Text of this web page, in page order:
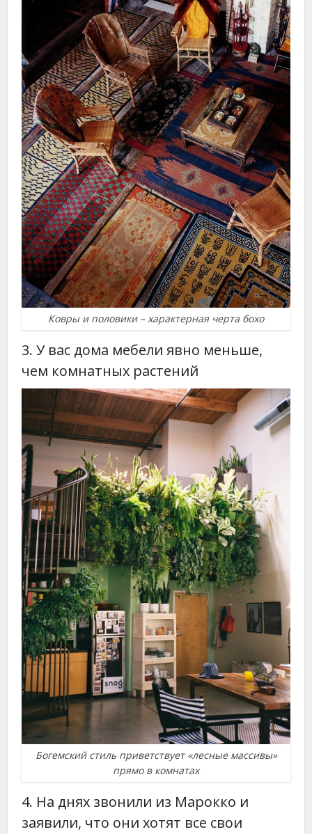
Ковры и половики – характерная черта бохо
3. У вас дома мебели явно меньше,
чем комнатных растений
Богемский стиль приветствует «лесные массивы»
прямо в комнатах
4. На днях звонили из Марокко и
заявили, что они хотят все свои